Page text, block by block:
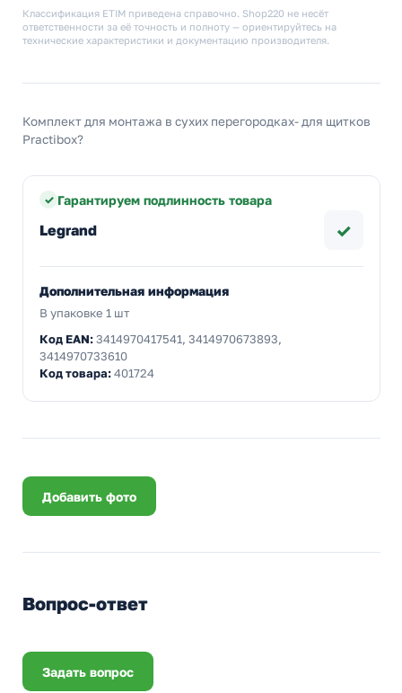
Классификация ETIM приведена справочно. Shop220 не несёт
ответственности за её точность и полноту — ориентируйтесь на
технические характеристики и документацию производителя.
Комплект для монтажа в сухих перегородках- для щитков
Practibox?
Гарантируем подлинность товара
Legrand ✓
Дополнительная информация
В упаковке 1 шт
Код EAN:3414970417541, 3414970673893,
3414970733610
Код товара:401724
Добавить фото
Вопрос-ответ
Задать вопрос